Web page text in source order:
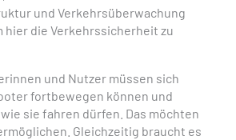
und Verkehrsüberwachung
hier die Verkehrssicherheit zu
und Nutzer müssen sich
fortbewegen können und
sie fahren dürfen. Das möchten
Gleichzeitig braucht es